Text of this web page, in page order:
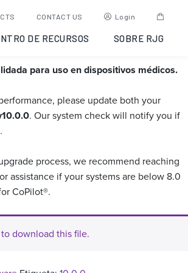
CONTACT US Login
DE RECURSOS SOBRE RJG
10.0.0 –
médicamente
para uso en dispositivos médicos.
please update both your
. Our system check will notify you if
process, we recommend reaching
assistance if your systems are below 8.0
CoPilot®.
download this file.